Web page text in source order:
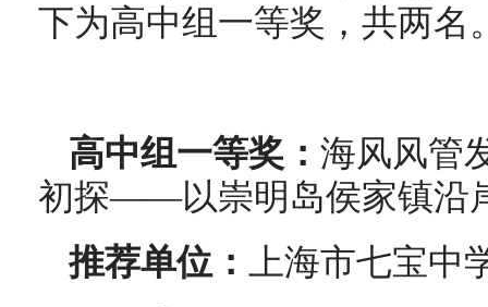
下为高中组一等奖，共两名
高中组一等奖： 海风风管
初探——以崇明岛侯家镇沿
推荐单位：
上海市七宝中